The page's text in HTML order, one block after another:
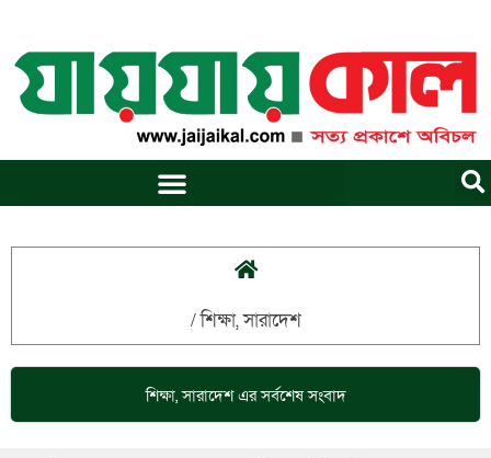
content
/শিক্ষা,সারাদেশ
শিক্ষা,সারাদেশএর সর্বশেষ সংবাদ